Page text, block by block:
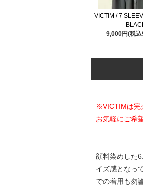
VICTIM / 7
9,000円(税
※VICTIMは完
お気軽にご希
顔料染めした
イズ感となっ
での着用も勿